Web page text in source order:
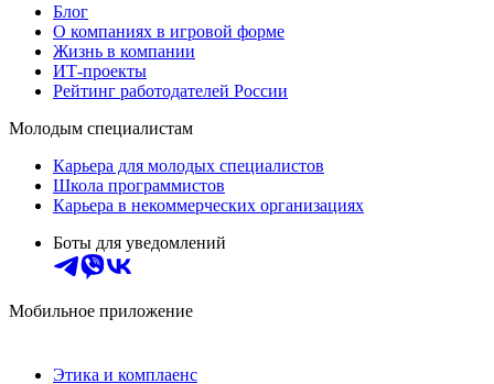
Блог
О компаниях в игровой форме
Жизнь в компании
ИТ-проекты
Рейтинг работодателей России
Молодым специалистам
Карьера для молодых специалистов
Школа программистов
Карьера в некоммерческих организациях
Боты для уведомлений
Мобильное приложение
Этика и комплаенс